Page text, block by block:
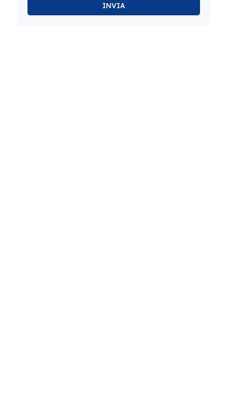
INVIA